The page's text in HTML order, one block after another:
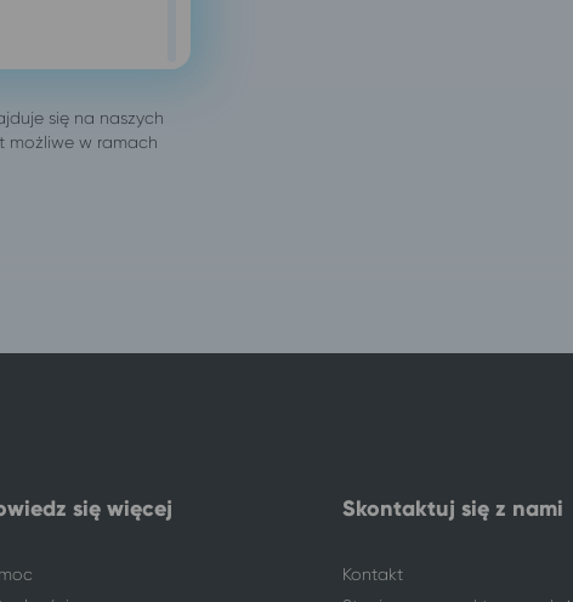
się więcej Skontaktuj się z nami
Kontakt